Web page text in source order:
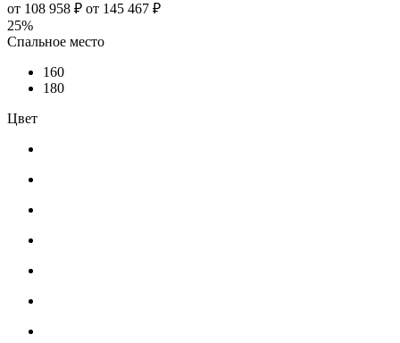
от 108 958 ₽ от 145 467 ₽
25%
Спальное место
160
180
Цвет